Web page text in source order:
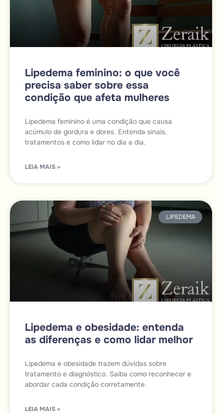
Lipedema feminino: o que você
precisa saber sobre essa
condição que afeta mulheres
Lipedema feminino é uma condição que causa
acúmulo de gordura e dores. Entenda sinais,
tratamentos e como lidar no dia a dia.
LEIA MAIS »
LIPEDEMA
Lipedema e obesidade: entenda
as diferenças e como lidar melhor
Lipedema e obesidade trazem dúvidas sobre
tratamento e diagnóstico. Saiba como reconhecer e
abordar cada condição corretamente.
LEIA MAIS »